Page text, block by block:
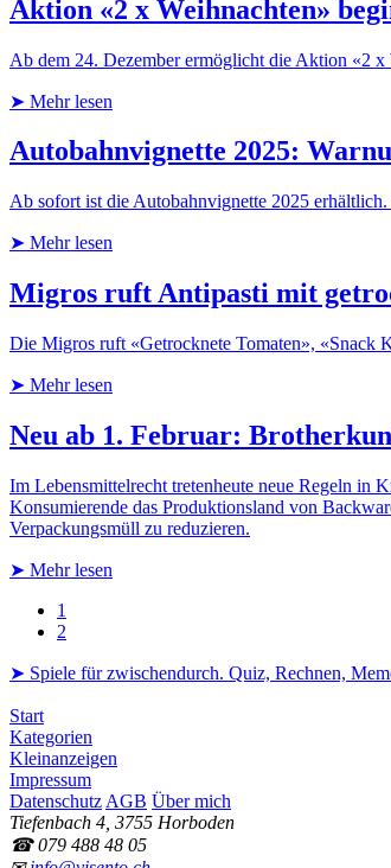
Aktion «2 x Weihnachten»
Ab dem 24. Dezember ermöglicht die Aktion «2 x
➤ Mehr lesen
Autobahnvignette 2025:
Ab sofort ist die Autobahnvignette 2025
➤ Mehr lesen
Migros ruft Antipasti mit
Die Migros ruft «Getrocknete Tomaten», «Snack
➤ Mehr lesen
Neu ab 1. Februar:
Im Lebensmittelrecht tretenheute neue Regeln in
Konsumierende das Produktionsland von
Verpackungsmüll zu reduzieren.
➤ Mehr lesen
1
2
➤ Spiele für zwischendurch. Quiz, Rechnen,
Start
Kategorien
Kleinanzeigen
Impressum
Datenschutz AGB Über mich
Tiefenbach 4, 3755 Horboden
☎ 079 488 48 05